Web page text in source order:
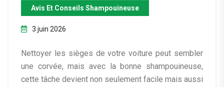
Avis Et Conseils Shampouineuse
3 juin 2026
Nettoyer les sièges de votre voiture peut sembler
une corvée, mais avec la bonne shampouineuse,
cette tâche devient non seulement facile mais aussi